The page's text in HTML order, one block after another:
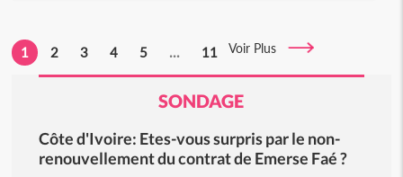
1 2 3 4 5 ... 11 Voir Plus
SONDAGE
Côte d'Ivoire: Etes-vous surpris par le non-
renouvellement du contrat de Emerse Faé ?